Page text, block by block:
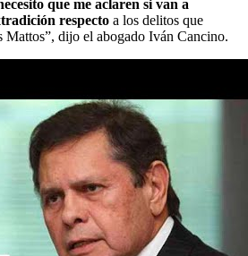
que me aclaren si van a
respecto a los delitos que
Mattos”, dijo el abogado Iván Cancino.